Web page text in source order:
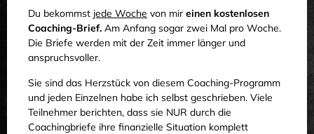
Du bekommst jede Woche von mir einen kostenlosen
Coaching-Brief. Am Anfang sogar zwei Mal pro Woche.
Die Briefe werden mit der Zeit immer länger und
anspruchsvoller.
Sie sind das Herzstück von diesem Coaching-Programm
und jeden Einzelnen habe ich selbst geschrieben. Viele
Teilnehmer berichten, dass sie NUR durch die
Coachingbriefe ihre finanzielle Situation komplett